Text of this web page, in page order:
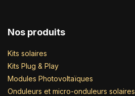
Nos produits
Kits solaires
Kits Plug & Play
Modules Photovoltaïques
Onduleurs et micro-onduleurs solaires